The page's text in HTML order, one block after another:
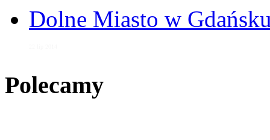
Dolne Miasto w
Polecamy